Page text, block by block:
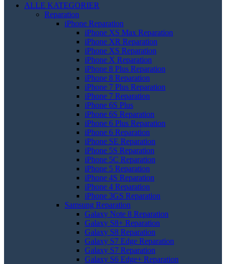
ALLE KATEGORIER
Reparation
iPhone Reparation
iPhone XS Max Reparation
iPhone XR Reparation
iPhone XS Reparation
iPhone X Reparation
iPhone 8 Plus Reparation
iPhone 8 Reparation
iPhone 7 Plus Reparation
iPhone 7 Reparation
iPhone 6S Plus
iPhone 6S Reparation
iPhone 6 Plus Reparation
iPhone 6 Reparation
iPhone SE Reparation
iPhone 5S Reparation
iPhone 5C Reparation
iPhone 5 Reparation
iPhone 4S Reparation
iPhone 4 Reparation
iPhone 3GS Reparation
Samsung Reparation
Galaxy Note 8 Reparation
Galaxy S8+ Reparation
Galaxy S8 Reparation
Galaxy S7 Edge Reparation
Galaxy S7 Reparation
Galaxy S6 Edge+ Reparation